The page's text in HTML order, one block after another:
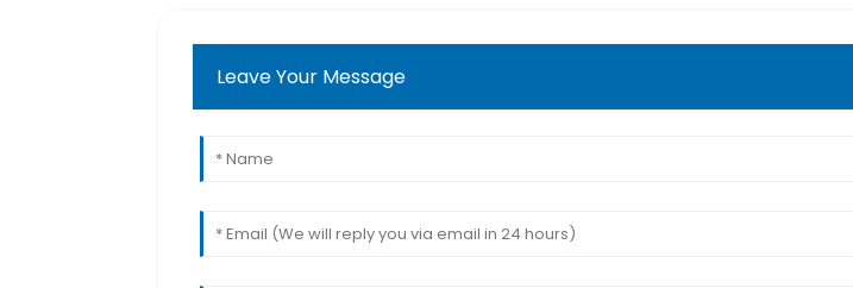
Leave Your Message